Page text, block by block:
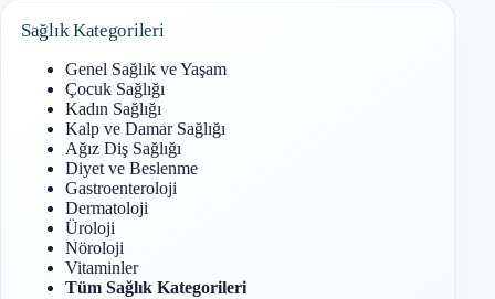
Sağlık Kategorileri
Genel Sağlık ve Yaşam
Çocuk Sağlığı
Kadın Sağlığı
Kalp ve Damar Sağlığı
Ağız Diş Sağlığı
Diyet ve Beslenme
Gastroenteroloji
Dermatoloji
Üroloji
Nöroloji
Vitaminler
Tüm Sağlık Kategorileri